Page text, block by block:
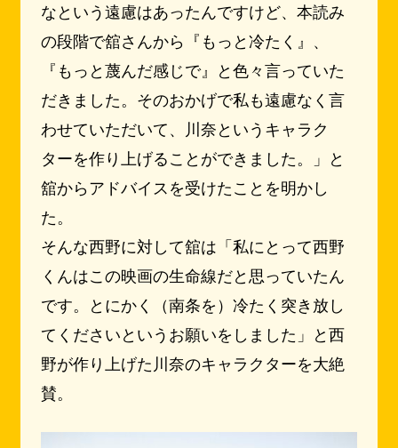
なという遠慮はあったんですけど、本読み
の段階で舘さんから『もっと冷たく』、
『もっと蔑んだ感じで』と色々言っていた
だきました。そのおかげで私も遠慮なく言
わせていただいて、川奈というキャラク
ターを作り上げることができました。」と
舘からアドバイスを受けたことを明かし
た。
そんな西野に対して舘は「私にとって西野
くんはこの映画の生命線だと思っていたん
です。とにかく（南条を）冷たく突き放し
てくださいというお願いをしました」と西
野が作り上げた川奈のキャラクターを大絶
賛。